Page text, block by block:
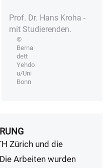
Prof. Dr. Hans Kroha -
mit Studierenden.
©
Berna
dett
Yehdo
u/Uni
Bonn
Zürich und die
Arbeiten wurden